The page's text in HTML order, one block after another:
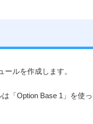
ルを作成します。
「Option Base 1」を使